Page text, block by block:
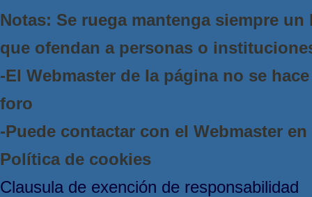
Notas: Se ruega mantenga siempre
que ofendan a personas o
-El Webmaster de la página no se
foro
-Puede contactar con el Webmaster
Política de cookies
Clausula de exención de responsabilidad